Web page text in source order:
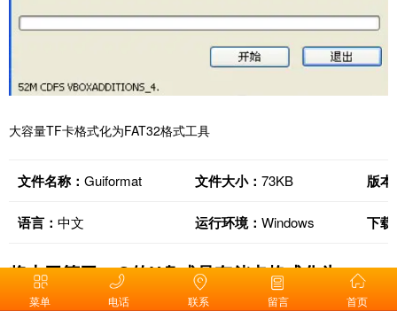
大容量TF卡格式化为FAT32格式工具
文件名称： Guiformat 文件大小： 73KB 版
语言： 中文 运行环境： Windows 下
将大于等于32G的U盘或是存储卡格式化为
FAT32格式
菜单 电话 联系 留言 首页